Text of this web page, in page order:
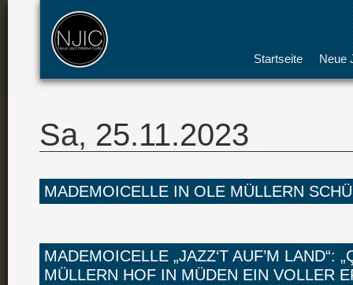
Startseite Neue
Sa, 25.11.2023
MADEMOICELLE IN OLE MÜLLERN
MADEMOICELLE „JAZZ‘T AUF’M LAND“:
MÜLLERN HOF IN MÜDEN EIN VOLLER